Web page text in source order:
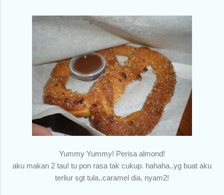
Yummy Yummy! Perisa almond!
aku makan 2 tau! tu pon rasa tak cukup. hahaha..yg buat aku
terliur sgt tula..caramel dia. nyam2!